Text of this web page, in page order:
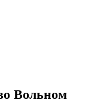
Вольном